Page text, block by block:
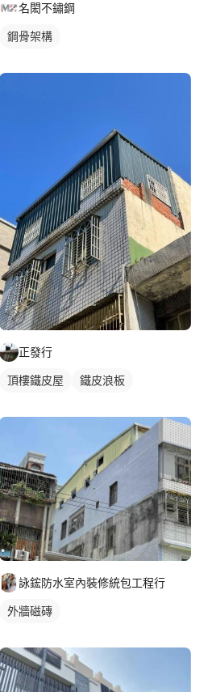
名閎不鏽鋼
鋼骨架構
正發行
頂樓鐵皮屋 鐵皮浪板
詠鋐防水室內裝修統包工程行
外牆磁磚